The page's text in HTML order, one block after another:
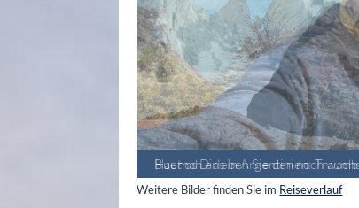
Hautnah erleben Sie den noch
Weitere Bilder finden Sie im Reiseverlauf